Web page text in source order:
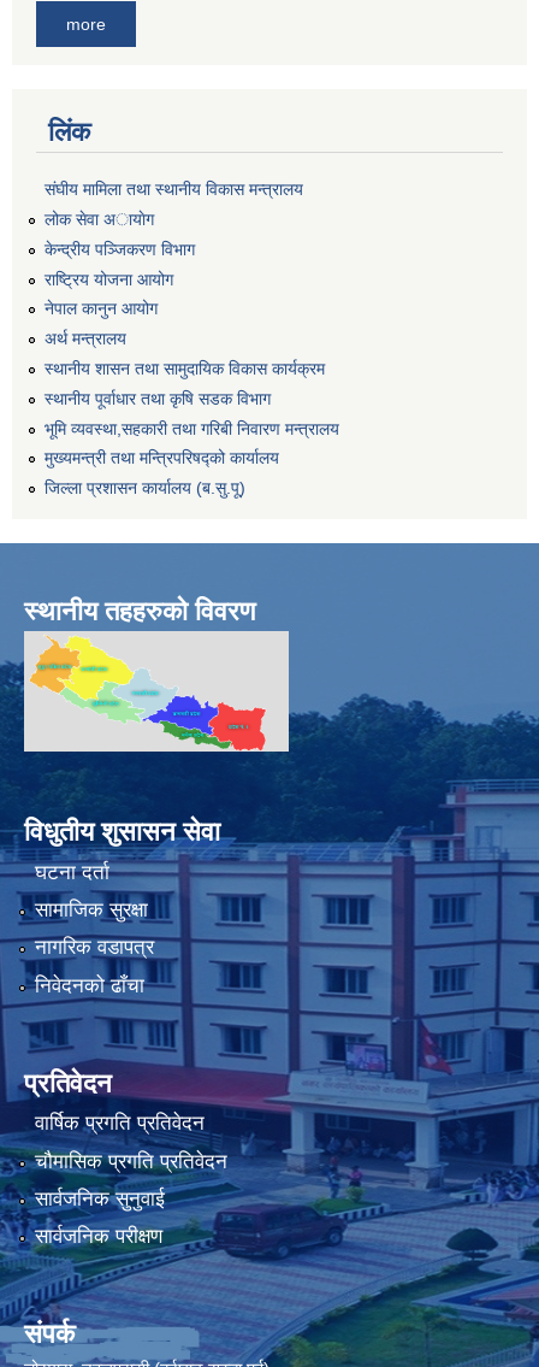
more
लिंक
संघीय मामिला तथा स्थानीय विकास मन्त्रालय
लोक सेवा अायाेग
केन्द्रीय पञ्जिकरण विभाग
राष्ट्रिय योजना आयोग
नेपाल कानुन आयोग
अर्थ मन्त्रालय
स्थानीय शासन तथा सामुदायिक विकास कार्यक्रम
स्थानीय पूर्वाधार तथा कृषि सडक विभाग
भूमि व्यवस्था,सहकारी तथा गरिबी निवारण मन्त्रालय
मुख्यमन्त्री तथा मन्त्रिपरिषद्को कार्यालय
जिल्ला प्रशासन कार्यालय (ब.सु.पू)
स्थानीय तहहरुको विवरण
विधुतीय शुसासन सेवा
घटना दर्ता
सामाजिक सुरक्षा
नागरिक वडापत्र
निवेदनको ढाँचा
प्रतिवेदन
वार्षिक प्रगति प्रतिवेदन
चौमासिक प्रगति प्रतिवेदन
सार्वजनिक सुनुवाई
सार्वजनिक परीक्षण
संपर्क